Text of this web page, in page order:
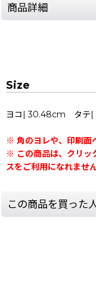
商品詳細
Size
ヨコ| 30.48cm タテ|
※ 角のヨレや、印刷面
※ この商品は、クリッ
スをご利用になれませ
この商品を買った